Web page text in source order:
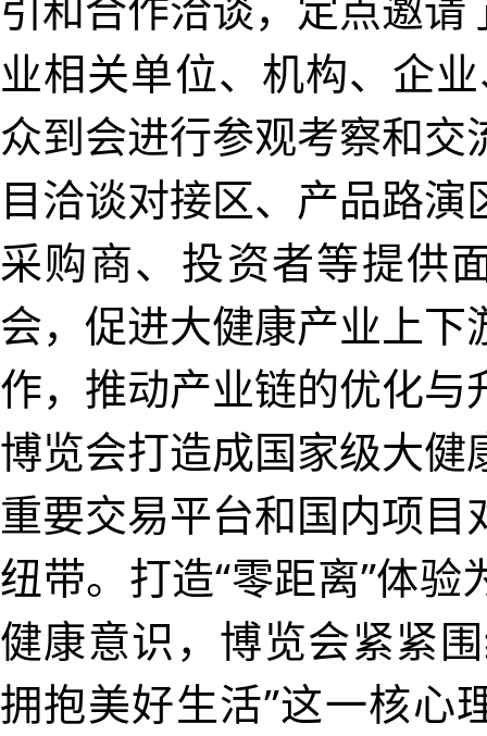
业相关单位、机构、企
众到会进行参观考察和交
目洽谈对接区、产品路演
采购商、‌投资者等提供
会，促进大健康产业上下
作，‌推动产业链的优化与
博览会打造成国家级大健
重要交易平台和国内项目
纽带。打造“零距离”体验
健康意识，博览会紧紧
拥抱美好生活”这一核心